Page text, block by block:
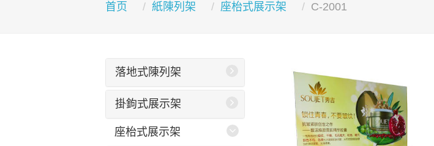
首页 紙陳列架 座枱式展示架 C-2001
落地式陳列架
掛鉤式展示架
座枱式展示架